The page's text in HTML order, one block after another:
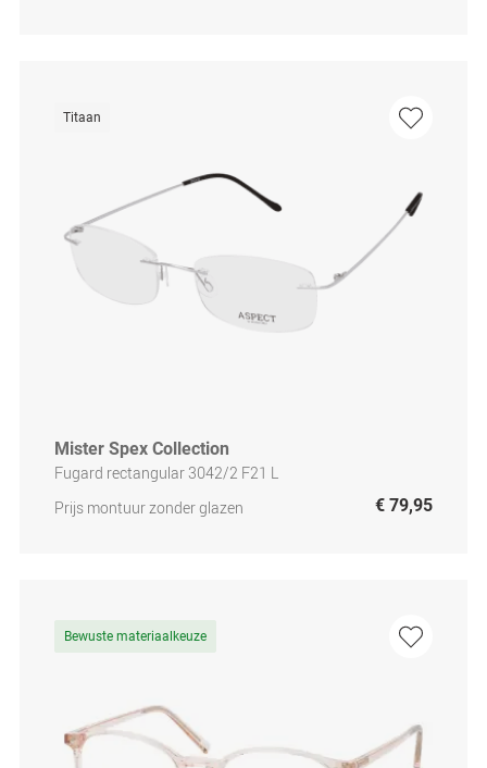
Titaan
Mister Spex Collection
Fugard rectangular 3042/2 F21 L
Prijs montuur zonder glazen
€ 79,95
Bewuste materiaalkeuze